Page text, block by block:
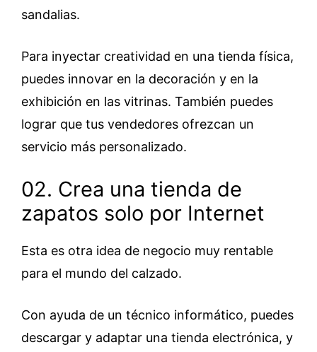
sandalias.
Para inyectar creatividad en una tienda física,
puedes innovar en la decoración y en la
exhibición en las vitrinas. También puedes
lograr que tus vendedores ofrezcan un
servicio más personalizado.
02. Crea una tienda de
zapatos solo por Internet
Esta es otra idea de negocio muy rentable
para el mundo del calzado.
Con ayuda de un técnico informático, puedes
descargar y adaptar una tienda electrónica, y